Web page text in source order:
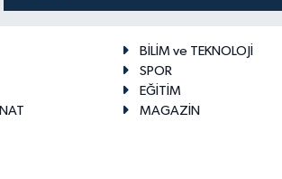
BİLİM ve TEKNOLOJİ
SPOR
EĞİTİM
MAGAZİN